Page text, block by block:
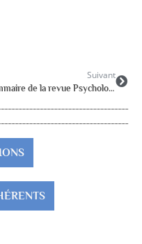
Suivant
Sommaire de la revue Psychologie et Education 2012-1